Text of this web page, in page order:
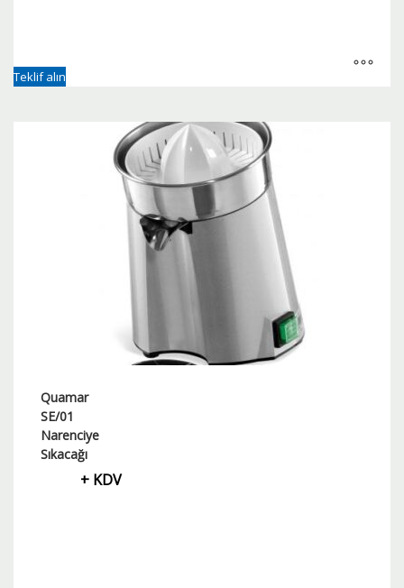
Teklif alın
Quamar
SE/01
Narenciye
Sıkacağı
+ KDV